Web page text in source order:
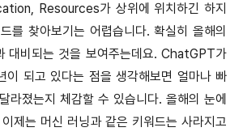
Resources가 상위에 위치하긴 하지
를 찾아보기는 어렵습니다. 확실히 올해의
대비되는 것을 보여주는데요. ChatGPT가
이 되고 있다는 점을 생각해보면 얼마나 빠
라졌는지 체감할 수 있습니다. 올해의 눈에
제는 머신 러닝과 같은 키워드는 사라지고